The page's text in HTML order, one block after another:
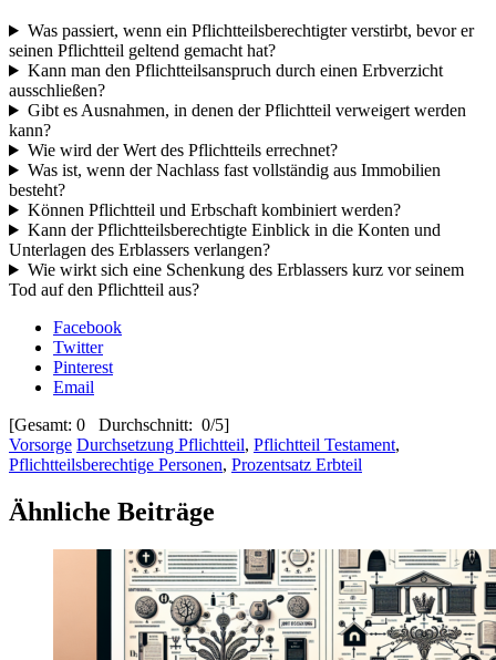
Was passiert, wenn ein Pflichtteilsberechtigter verstirbt, bevor er
seinen Pflichtteil geltend gemacht hat?
Kann man den Pflichtteilsanspruch durch einen Erbverzicht
ausschließen?
Gibt es Ausnahmen, in denen der Pflichtteil verweigert werden
kann?
Wie wird der Wert des Pflichtteils errechnet?
Was ist, wenn der Nachlass fast vollständig aus Immobilien
besteht?
Können Pflichtteil und Erbschaft kombiniert werden?
Kann der Pflichtteilsberechtigte Einblick in die Konten und
Unterlagen des Erblassers verlangen?
Wie wirkt sich eine Schenkung des Erblassers kurz vor seinem
Tod auf den Pflichtteil aus?
Facebook
Twitter
Pinterest
Email
[Gesamt: 0 Durchschnitt: 0/5]
Vorsorge Durchsetzung Pflichtteil, Pflichtteil Testament,
Pflichtteilsberechtige Personen, Prozentsatz Erbteil
Ähnliche Beiträge